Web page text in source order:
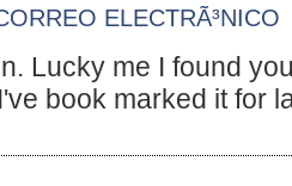
ELECTRÃ³NICO
Lucky me I found
book marked it for